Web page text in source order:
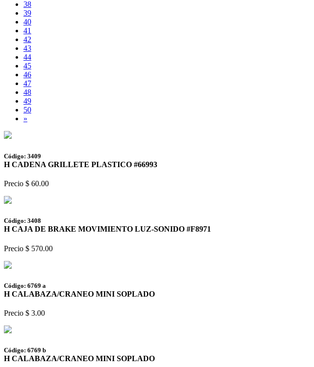
38
39
40
41
42
43
44
45
46
47
48
49
50
»
Código: 3409
H CADENA GRILLETE PLASTICO #66993
Precio $ 60.00
Código: 3408
H CAJA DE BRAKE MOVIMIENTO LUZ-SONIDO #F8971
Precio $ 570.00
Código: 6769 a
H CALABAZA/CRANEO MINI SOPLADO
Precio $ 3.00
Código: 6769 b
H CALABAZA/CRANEO MINI SOPLADO